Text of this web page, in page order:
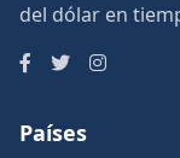
del dólar en
Países